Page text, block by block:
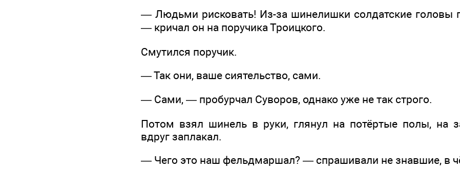
— Людьми рисковать! Из-за шинелишки солдатские головы
— кричал он на поручика Троицкого.
Смутился поручик.
— Так они, ваше сиятельство, сами.
— Сами, — пробурчал Суворов, однако уже не так строго.
Потом взял шинель в руки, глянул на потёртые полы, на
вдруг заплакал.
— Чего это наш фельдмаршал? — спрашивали не знавшие, в